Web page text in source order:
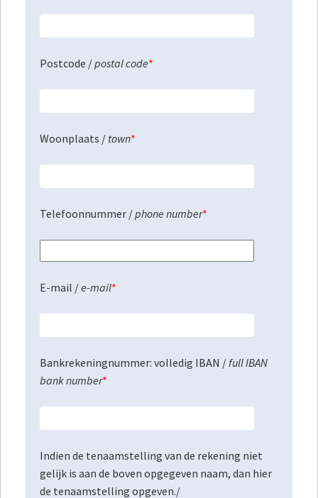
Postcode /postal code*
Woonplaats / town*
Telefoonnummer /phone number*
E-mail /e-mail*
Bankrekeningnummer: volledig IBAN /full IBAN
bank number*
Indien de tenaamstelling van de rekening niet
gelijk is aan de boven opgegeven naam, dan hier
de tenaamstelling opgeven./